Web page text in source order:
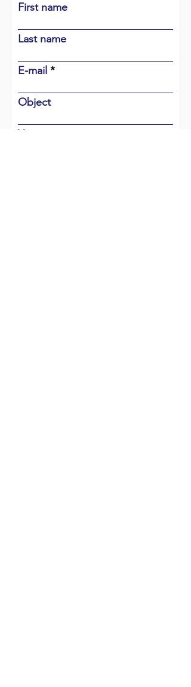
First name
Last name
E-mail
Object
Your message